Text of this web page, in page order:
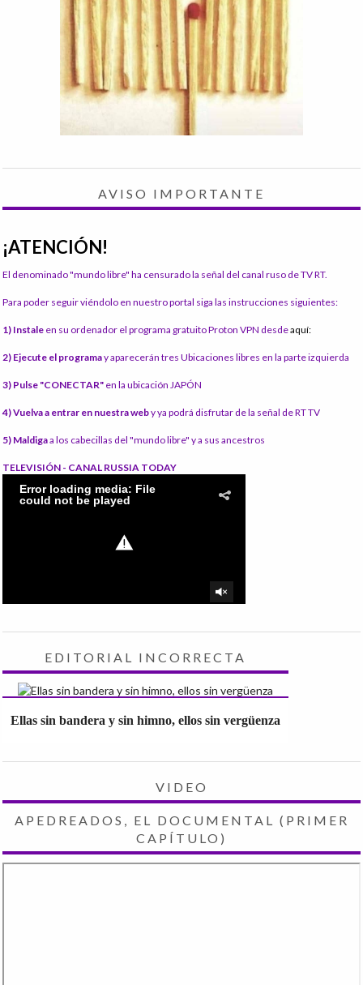
AVISO IMPORTANTE
¡ATENCIÓN!
El denominado "mundo libre" ha censurado la señal del canal ruso de TV RT.
Para poder seguir viéndolo en nuestro portal siga las instrucciones siguientes:
1) Instale en su ordenador el programa gratuito Proton VPN desdeaquí:
2) Ejecute el programay aparecerán tres Ubicaciones libres en la parte izquierda
3) Pulse "CONECTAR" en la ubicación JAPÓN
4) Vuelva a entrar en nuestra weby ya podrá disfrutar de la señal de RT TV
5) Maldigaa los cabecillas del "mundo libre" y a sus ancestros
TELEVISIÓN - CANAL RUSSIA TODAY
EDITORIAL INCORRECTA
Ellas sin bandera y sin himno, ellos sin vergüenza
VIDEO
APEDREADOS, EL DOCUMENTAL (PRIMER
CAPÍTULO)